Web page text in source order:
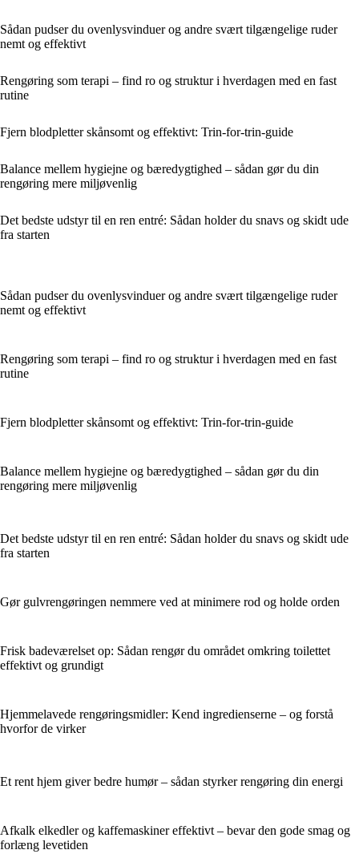
Sådan pudser du ovenlysvinduer og andre svært tilgængelige ruder
nemt og effektivt
Rengøring som terapi – find ro og struktur i hverdagen med en fast
rutine
Fjern blodpletter skånsomt og effektivt: Trin-for-trin-guide
Balance mellem hygiejne og bæredygtighed – sådan gør du din
rengøring mere miljøvenlig
Det bedste udstyr til en ren entré: Sådan holder du snavs og skidt ude
fra starten
Sådan pudser du ovenlysvinduer og andre svært tilgængelige ruder
nemt og effektivt
Rengøring som terapi – find ro og struktur i hverdagen med en fast
rutine
Fjern blodpletter skånsomt og effektivt: Trin-for-trin-guide
Balance mellem hygiejne og bæredygtighed – sådan gør du din
rengøring mere miljøvenlig
Det bedste udstyr til en ren entré: Sådan holder du snavs og skidt ude
fra starten
Gør gulvrengøringen nemmere ved at minimere rod og holde orden
Frisk badeværelset op: Sådan rengør du området omkring toilettet
effektivt og grundigt
Hjemmelavede rengøringsmidler: Kend ingredienserne – og forstå
hvorfor de virker
Et rent hjem giver bedre humør – sådan styrker rengøring din energi
Afkalk elkedler og kaffemaskiner effektivt – bevar den gode smag og
forlæng levetiden